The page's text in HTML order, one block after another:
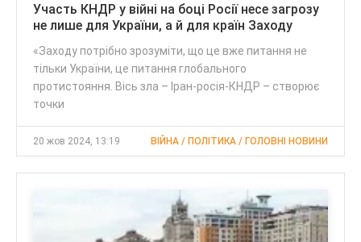
Участь КНДР у війні на боці Росії несе загрозу
не лише для України, а й для країн Заходу
«Заходу потрібно зрозуміти, що це вже питання не
тільки України, це питання глобального
протистояння. Вісь зла – Іран-росія-КНДР – створює
точки
20 жов 2024, 13:19 ВІЙНА / ПОЛІТИКА / ГОЛОВНІ НОВИНИ